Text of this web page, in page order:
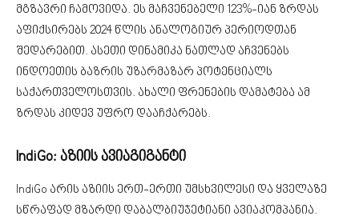
მგზავრი ჩამოვიდა. ეს მაჩვენებელი 123%-იან ზრდას
აფიქსირებს 2024 წლის ანალოგიურ პერიოდთან
შედარებით. ასეთი დინამიკა ნათლად აჩვენებს
ინდოეთის ბაზრის უზარმაზარ პოტენციალს
საქართველოსთვის. ახალი ფრენების დამატება ამ
ზრდას კიდევ უფრო დააჩქარებს.
IndiGo: აზიის ავიაგიგანტი
IndiGo არის აზიის ერთ-ერთი უმსხვილესი და ყველაზე
სწრაფად მზარდი დაბალბიუჯეტიანი ავიაკომპანია.